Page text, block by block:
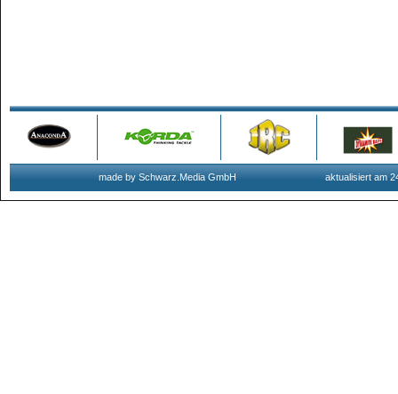
made by Schwarz.Media GmbH aktualisiert am